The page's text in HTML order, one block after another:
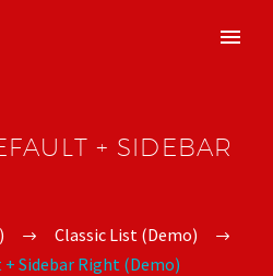
+ SIDEBAR
Classic List (Demo)
Sidebar Right (Demo)